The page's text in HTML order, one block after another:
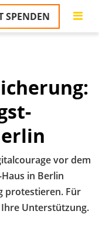
SPENDEN
vor dem
in Berlin
protestieren. Für
Unterstützung.